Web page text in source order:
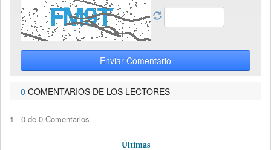
Enviar Comentario
0 COMENTARIOS DE LOS LECTORES
1 - 0 de 0 Comentarios
Últimas